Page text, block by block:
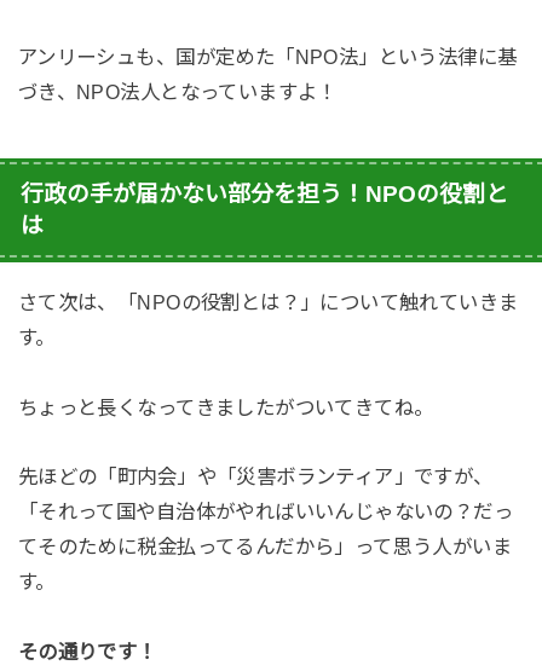
アンリーシュも、国が定めた「NPO法」という法律に基
づき、NPO法人となっていますよ！
行政の手が届かない部分を担う！NPOの役割と
は
さて次は、「NPOの役割とは？」について触れていきま
す。
ちょっと長くなってきましたがついてきてね。
先ほどの「町内会」や「災害ボランティア」ですが、
「それって国や自治体がやればいいんじゃないの？だっ
てそのために税金払ってるんだから」って思う人がいま
す。
その通りです！